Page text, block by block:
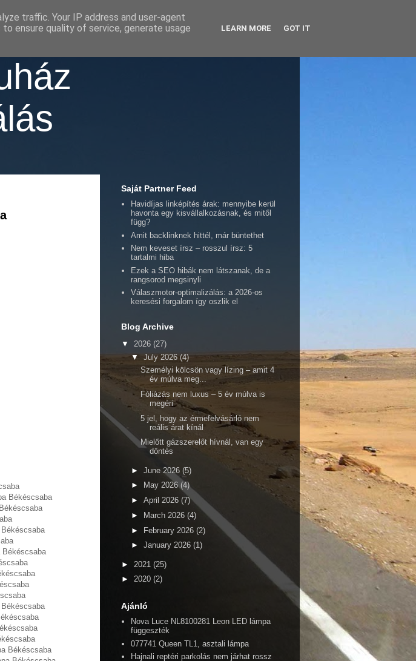
Békéscsaba
Békéscsaba
Békéscsaba
Saját Partner Feed
Havidíjas linképítés árak: mennyibe kerül
havonta egy kisvállalkozásnak, és mitől
függ?
Amit backlinknek hittél, már büntethet
Nem keveset írsz – rosszul írsz: 5
tartalmi hiba
Ezek a SEO hibák nem látszanak, de a
rangsorod megsinyli
Válaszmotor-optimalizálás: a 2026-os
keresési forgalom így oszlik el
Blog Archive
▼ 2026 (27)
▼July 2026(4)
Személyi kölcsön vagy lízing – amit 4
év múlva meg...
Fóliázás nem luxus – 5 év múlva is
megéri
5 jel, hogy az érmefelvásárló nem
reális árat kínál
Mielőtt gázszerelőt hívnál, van egy
döntés
► June 2026 (5)
►
May 2026 (4)
► April 2026 (7)
►
March 2026 (4)
► February 2026 (2)
► January 2026 (1)
► 2021 (25)
► 2020 (2)
Ajánló
Nova Luce NL8100281 Leon LED lámpa
függeszték
077741 Queen TL1, asztali lámpa
Hajnali reptéri parkolás nem járhat rossz
traffic. Your IP address and user-agent
ensure quality of service, generate usage
LEARN MORE GOT IT